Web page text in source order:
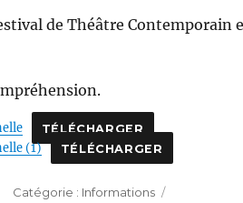
de Théâtre Contemporain
TÉLÉCHARGER
(1) TÉLÉCHARGER
Catégories
Informations